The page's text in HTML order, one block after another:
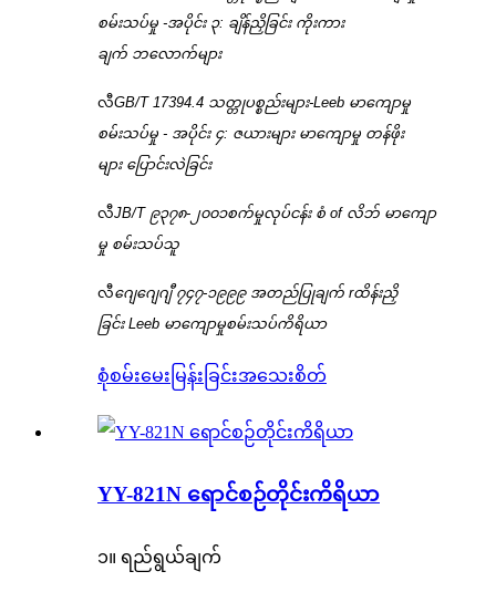
စမ်းသပ်မှု -အပိုင်း ၃: ချိန်ညှိခြင်း ကိုးကား
ချက် ဘလောက်များ
လီGB/T 17394.4 သတ္တုပစ္စည်းများ-Leeb မာကျောမှု
စမ်းသပ်မှု - အပိုင်း ၄: ဇယားများ မာကျောမှု တန်ဖိုး
များ ပြောင်းလဲခြင်း
လီJB/T ၉၃၇၈-၂၀၀၁စက်မှုလုပ်ငန်း စံ of လိဘ် မာကျော
မှု စမ်းသပ်သူ
လီဂျေဂျေဂျီ ၇၄၇-၁၉၉၉ အတည်ပြုချက် rထိန်းညှိ
ခြင်း Leeb မာကျောမှုစမ်းသပ်ကိရိယာ
စုံစမ်းမေးမြန်းခြင်းအသေးစိတ်
YY-821N ရောင်စဉ်တိုင်းကိရိယာ
၁။ ရည်ရွယ်ချက်